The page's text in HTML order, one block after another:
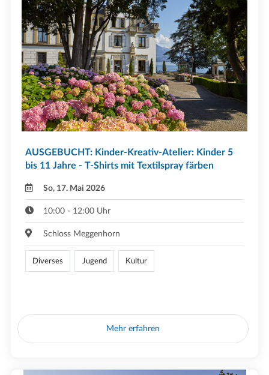
AUSGEBUCHT: Kinder-Kreativ-Atelier: Kinder 5
bis 11 Jahre - T-Shirts mit Textilspray färben
So, 17. Mai 2026
10:00 - 12:00 Uhr
Schloss Meggenhorn
Diverses Jugend Kultur
Mehr erfahren